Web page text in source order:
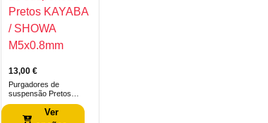
13,00 €
Purgadores de
suspensão Pretos
KAYABA / SHOWA
M5x0.8mmVer